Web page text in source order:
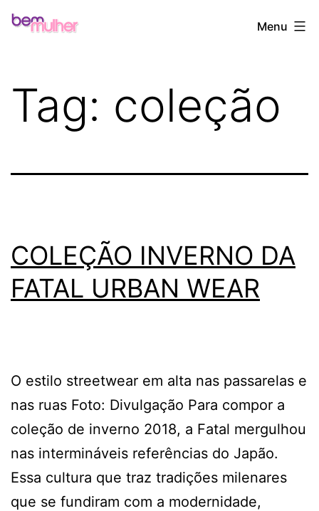
Pular
conteúdo
Bem
Menu
Tag: coleção
COLEÇÃO INVERNO DA
FATAL URBAN WEAR
O estilo streetwear em alta nas passarelas e
nas ruas Foto: Divulgação Para compor a
coleção de inverno 2018, a Fatal mergulhou
nas intermináveis referências do Japão.
Essa cultura que traz tradições milenares
que se fundiram com a modernidade,